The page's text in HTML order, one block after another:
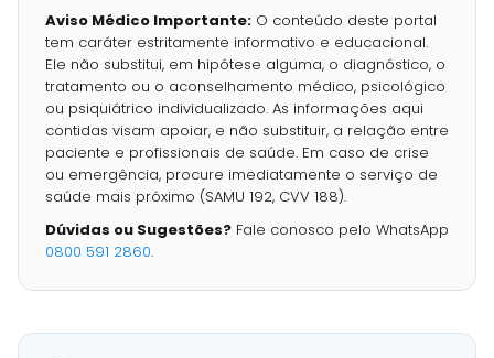
Aviso Médico Importante: O conteúdo deste portal
tem caráter estritamente informativo e educacional.
Ele não substitui, em hipótese alguma, o diagnóstico, o
tratamento ou o aconselhamento médico, psicológico
ou psiquiátrico individualizado. As informações aqui
contidas visam apoiar, e não substituir, a relação entre
paciente e profissionais de saúde. Em caso de crise
ou emergência, procure imediatamente o serviço de
saúde mais próximo (SAMU 192, CVV 188).
Dúvidas ou Sugestões? Fale conosco pelo WhatsApp
0800 591 2860.